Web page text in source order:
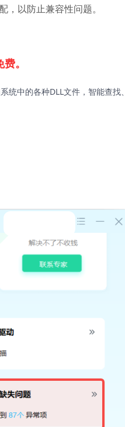
，以防止兼容性问题。
。
统中的各种DLL文件，智能查找